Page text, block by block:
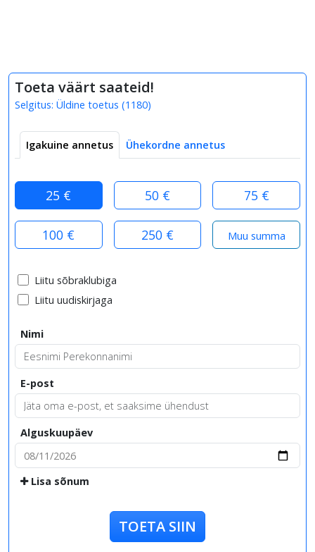
Toeta väärt saateid!
Selgitus: Üldine toetus (1180)
Igakuine annetus Ühekordne annetus
25 € 50 € 75 €
100 € 250 €
Liitu sõbraklubiga
Liitu uudiskirjaga
Nimi
E-post
Alguskuupäev
Lisa sõnum
TOETA SIIN